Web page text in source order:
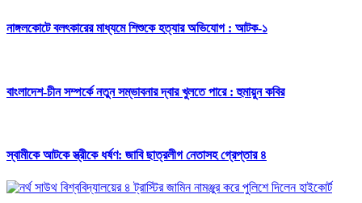
নাঙ্গলকোটে বলৎকারের মাধ্যমে শিশুকে হত্যার অভিযোগ : আটক-১
বাংলাদেশ-চীন সম্পর্কে নতুন সম্ভাবনার দ্বার খুলতে পারে : হুমায়ুন কবির
স্বামীকে আটকে স্ত্রীকে ধর্ষণ: জাবি ছাত্রলীগ নেতাসহ গ্রেপ্তার ৪